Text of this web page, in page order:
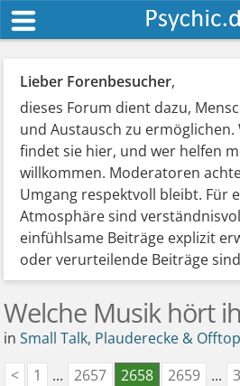
Lieber Forenbesucher,
dieses Forum dient dazu,
und Austausch zu
findet sie hier, und wer helfen
willkommen. Moderatoren
Umgang respektvoll bleibt. Für
Atmosphäre sind
einfühlsame Beiträge explizit
oder verurteilende Beiträge
Welche Musik hört
inSmall Talk, Plauderecke &
<
1 ... 2657 2658 2659 ...